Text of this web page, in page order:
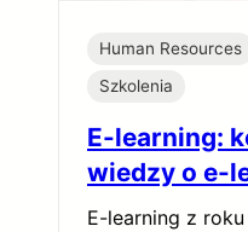
Human Resources
Szkolenia
E-learning:
wiedzy o e-
E-learning z